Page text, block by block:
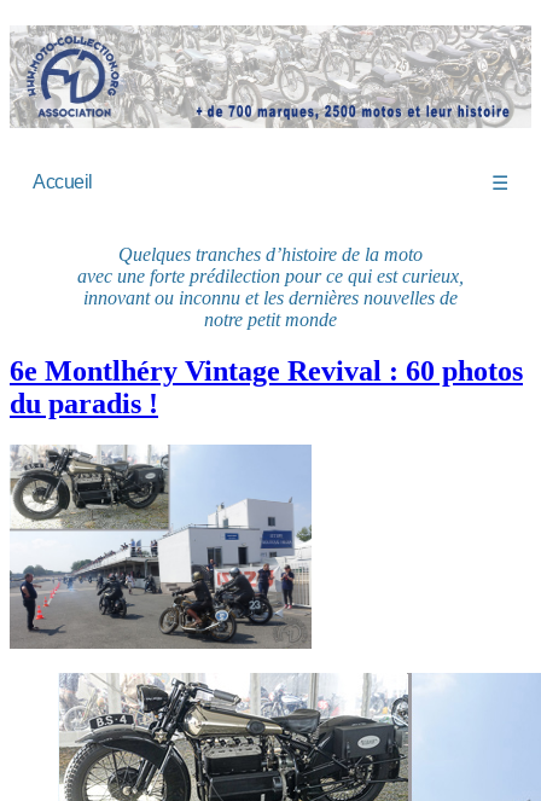
Accueil ☰
Quelques tranches d’histoire de la moto
avec une forte prédilection pour ce qui est curieux,
innovant ou inconnu et les dernières nouvelles de
notre petit monde
6e Montlhéry Vintage Revival : 60 photos
du paradis !